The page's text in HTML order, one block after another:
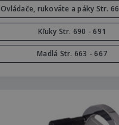
Ovládače, rukoväte a páky Str.
Kľuky Str. 690 - 691
Madlá Str. 663 - 667